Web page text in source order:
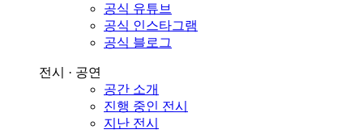
공식 유튜브
공식 인스타그램
공식 블로그
전시 · 공연
공간 소개
진행 중인 전시
지난 전시